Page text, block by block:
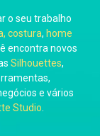
o seu trabalho
costura, home
encontra novos
Silhouettes,
e vários
Studio.